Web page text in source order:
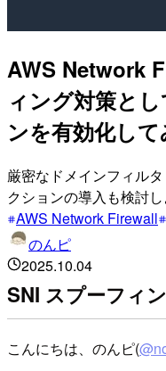
AWS Network
ィング対策と
ンを有効化して
厳密なドメインフィル
クションの導入も検討し
AWS Network Firewall
のんピ
2025.10.04
SNI スプーフィ
こんにちは、のんピ(